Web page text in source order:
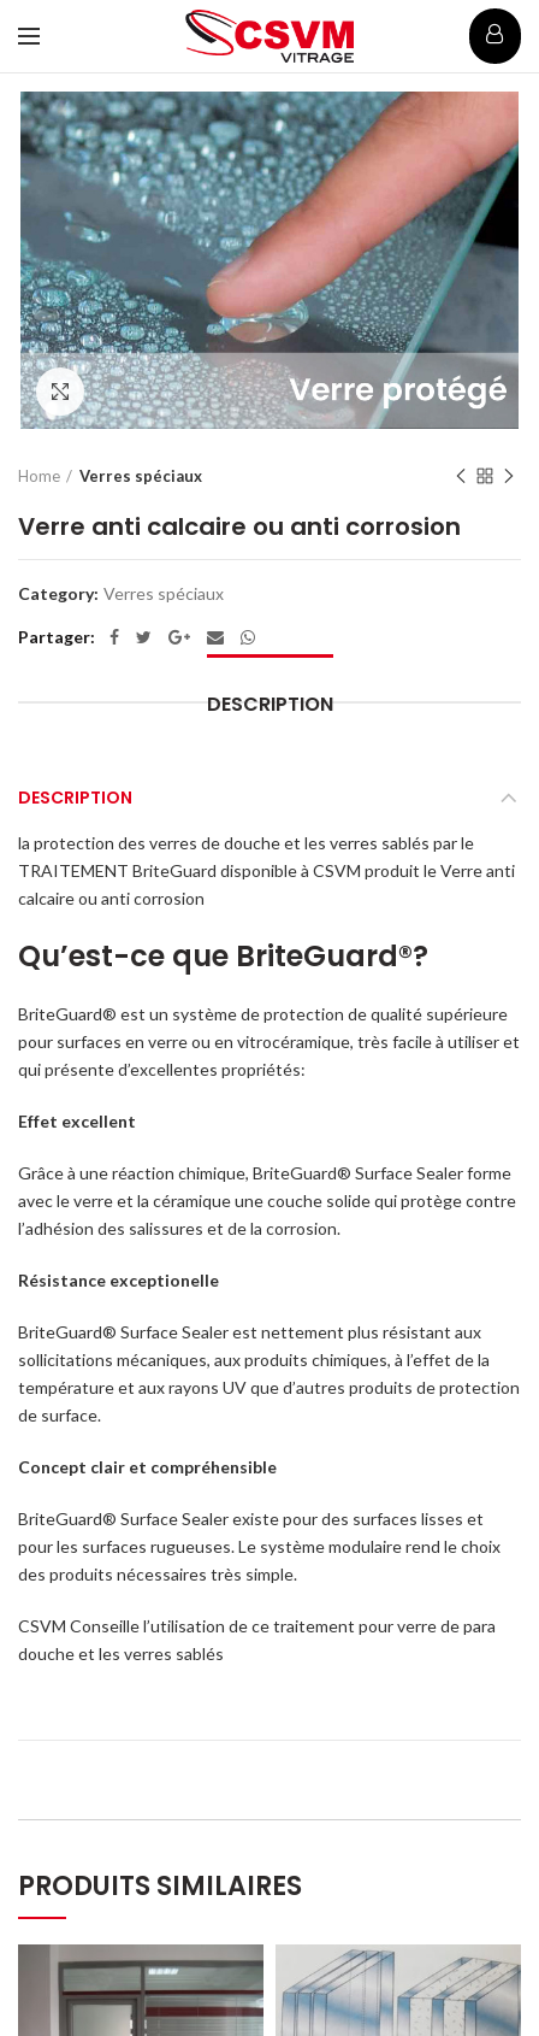
Click to enlarge
Home Verres spéciaux
Verre anti calcaire ou anti corrosion
Category: Verres spéciaux
Partager
DESCRIPTION
DESCRIPTION
la protection des verres de douche et les verres sablés par le
TRAITEMENT BriteGuard disponible à CSVM produit le Verre anti
calcaire ou anti corrosion
Qu’est-ce que BriteGuard®?
BriteGuard® est un système de protection de qualité supérieure
pour surfaces en verre ou en vitrocéramique, très facile à utiliser et
qui présente d’excellentes propriétés:
Effet excellent
Grâce à une réaction chimique, BriteGuard® Surface Sealer forme
avec le verre et la céramique une couche solide qui protège contre
l’adhésion des salissures et de la corrosion.
Résistance exceptionelle
BriteGuard® Surface Sealer est nettement plus résistant aux
sollicitations mécaniques, aux produits chimiques, à l’effet de la
température et aux rayons UV que d’autres produits de protection
de surface.
Concept clair et compréhensible
BriteGuard® Surface Sealer existe pour des surfaces lisses et
pour les surfaces rugueuses. Le système modulaire rend le choix
des produits nécessaires très simple.
CSVM Conseille l’utilisation de ce traitement pour verre de para
douche et les verres sablés
PRODUITS SIMILAIRES